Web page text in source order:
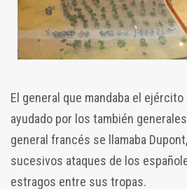
El general que mandaba el
ayudado por los también
general francés se llamaba
sucesivos ataques de los
estragos entre sus tropas.